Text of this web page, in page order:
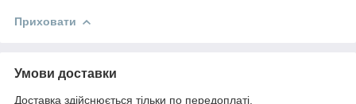
Приховати
Умови доставки
Доставка здійснюється тільки по передоплаті.